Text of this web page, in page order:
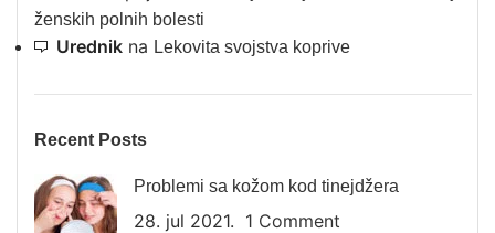
ženskih polnih bolesti
Urednik na Lekovita svojstva koprive
Recent Posts
Problemi sa kožom kod tinejdžera
28. jul 2021. 1 Comment